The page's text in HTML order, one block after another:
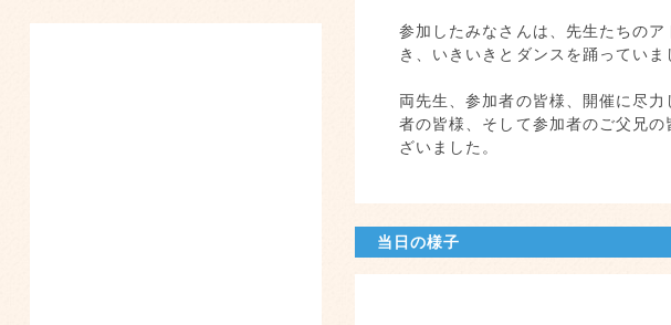
参加したみなさんは、先生たちのア
き、いきいきとダンスを踊っていま
両先生、参加者の皆様、開催に尽
者の皆様、そして参加者のご父兄
ざいました。
当日の様子